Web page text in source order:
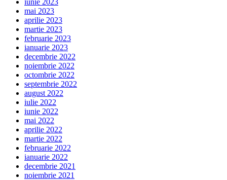
mai 2023
aprilie 2023
martie 2023
februarie 2023
ianuarie 2023
decembrie 2022
noiembrie 2022
octombrie 2022
septembrie 2022
august 2022
iulie 2022
iunie 2022
mai 2022
aprilie 2022
martie 2022
februarie 2022
ianuarie 2022
decembrie 2021
noiembrie 2021